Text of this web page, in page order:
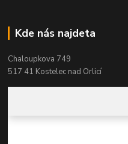
Kde nás najdeta
Chaloupkova 749
517 41 Kostelec nad Orlicí